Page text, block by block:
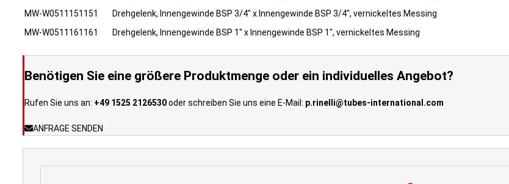
MW-W0511151151 Drehgelenk, Innengewinde BSP 3/4" x Innengewinde BSP 3/4", vernickeltes Messing
MW-W0511161161 Drehgelenk, Innengewinde BSP 1" x Innengewinde BSP 1", vernickeltes Messing
Benötigen Sie eine größere Produktmenge oder ein individuelles Angebot?
Rufen Sie uns an: +49 1525 2126530oder schreiben Sie uns eine E-Mail: p.rinelli@tubes-international.com
ANFRAGE SENDEN